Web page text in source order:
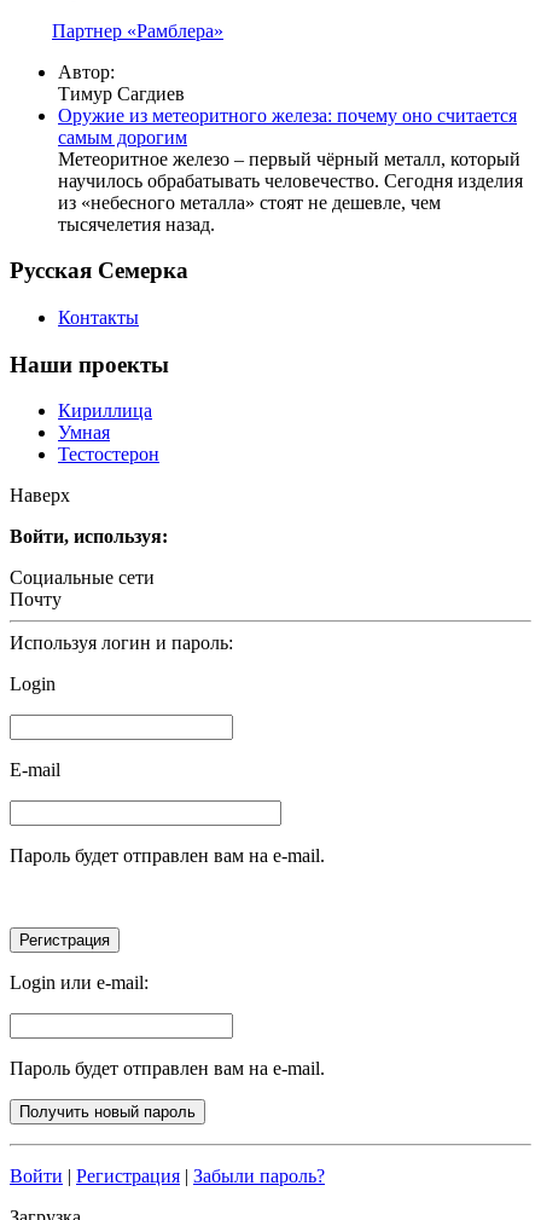
Партнер «Рамблера»
Автор:
Тимур Сагдиев
Оружие из метеоритного железа: почему оно считается
самым дорогим
Метеоритное железо – первый чёрный металл, который
научилось обрабатывать человечество. Сегодня изделия
из «небесного металла» стоят не дешевле, чем
тысячелетия назад.
Русская Семерка
Контакты
Наши проекты
Кириллица
Умная
Тестостерон
Наверх
Войти, используя:
Социальные сети
Почту
Используя логин и пароль:
Login
E-mail
Пароль будет отправлен вам на e-mail.
Login или e-mail:
Пароль будет отправлен вам на e-mail.
Войти | Регистрация | Забыли пароль?